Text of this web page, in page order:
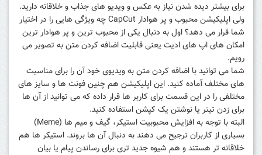
برای بیشتر دیده شدن نیاز به عکس و ویدیو های جذاب و خلاقانه دارید.
ولی اپلیکیشن محبوب و پر هوادار CapCut چه ویژگی هایی را در اختیار
شما قرار می دهد؟ اول به دنبال یکی از محبوب ترین و پر هوادار ترین
امکان های اپ های ادیت یعنی قابلیت اضافه کردن متن به تصویر می
رویم.
شما می توانید با اضافه کردن متن به ویدیوی خود آن را برای مناسبت
های مختلف آماده کنید. این اپلیکیشن هم چنین فونت ها و سایز های
مختلفی را در این قسمت برای کاربر ها قرار داده که می توانید از آن ها
برای زدن تیتر یا نوشتن یک کپشن استفاده کنید.
البته با توجه به افزایش محبوبیت استیکر، گیف و میم ها (Meme)
بسیاری از کاربران ترجیح می دهند به دنبال آن ها بروند. استیکر ها هم
خلاقانه تر هستند و هم شیوه جدید تری برای رساندن پیام یا بیان